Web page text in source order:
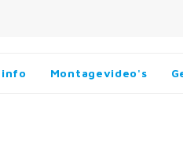
info Montagevideo's